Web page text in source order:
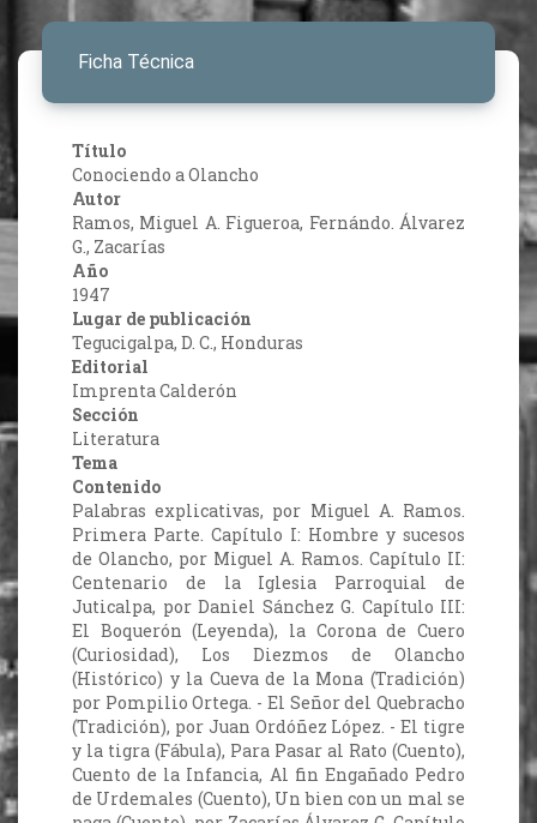
Ficha Técnica
Título
Conociendo a Olancho
Autor
Ramos, Miguel A. Figueroa, Fernándo. Álvarez
G., Zacarías
Año
1947
Lugar de publicación
Tegucigalpa, D. C., Honduras
Editorial
Imprenta Calderón
Sección
Literatura
Tema
Contenido
Palabras explicativas, por Miguel A. Ramos.
Primera Parte. Capítulo I: Hombre y sucesos
de Olancho, por Miguel A. Ramos. Capítulo II:
Centenario de la Iglesia Parroquial de
Juticalpa, por Daniel Sánchez G. Capítulo III:
El Boquerón (Leyenda), la Corona de Cuero
(Curiosidad), Los Diezmos de Olancho
(Histórico) y la Cueva de la Mona (Tradición)
por Pompilio Ortega. - El Señor del Quebracho
(Tradición), por Juan Ordóñez López. - El tigre
y la tigra (Fábula), Para Pasar al Rato (Cuento),
Cuento de la Infancia, Al fin Engañado Pedro
de Urdemales (Cuento), Un bien con un mal se